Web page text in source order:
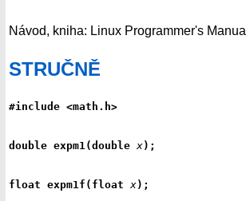
Návod, kniha: Linux Programmer's Manual
STRUČNĚ
#include <math.h>
double expm1(double x);
float expm1f(float x);